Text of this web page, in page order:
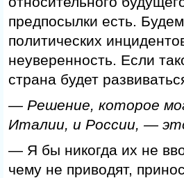
предпосылки есть.
политических
неуверенность. Если
страна будет
— Решение, которое
Италии, и России, —
— Я бы никогда их не
чему не приводят,